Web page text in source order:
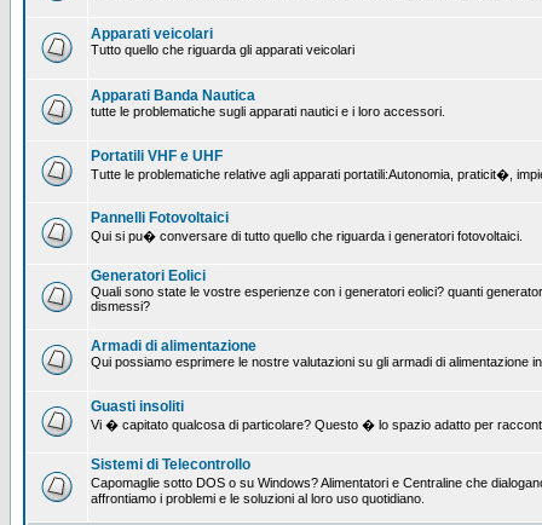
Apparati veicolari
Tutto quello che riguarda gli apparati veicolari
Apparati Banda Nautica
tutte le problematiche sugli apparati nautici e i loro accessori.
Portatili VHF e UHF
Tutte le problematiche relative agli apparati portatili:Autonomia, praticit�,
Pannelli Fotovoltaici
Qui si pu� conversare di tutto quello che riguarda i generatori fotovoltaici.
Generatori Eolici
Quali sono state le vostre esperienze con i generatori eolici? quanti
dismessi?
Armadi di alimentazione
Qui possiamo esprimere le nostre valutazioni su gli armadi di alimentazione
Guasti insoliti
Vi � capitato qualcosa di particolare? Questo � lo spazio adatto per
Sistemi di Telecontrollo
Capomaglie sotto DOS o su Windows? Alimentatori e Centraline che
affrontiamo i problemi e le soluzioni al loro uso quotidiano.